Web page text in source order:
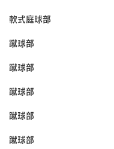
軟式庭球部
蹴球部
蹴球部
蹴球部
蹴球部
蹴球部